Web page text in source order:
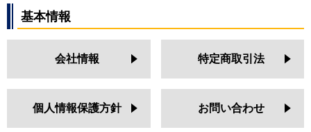
基本情報
会社情報 特定商取引法
個人情報保護方針 お問い合わせ